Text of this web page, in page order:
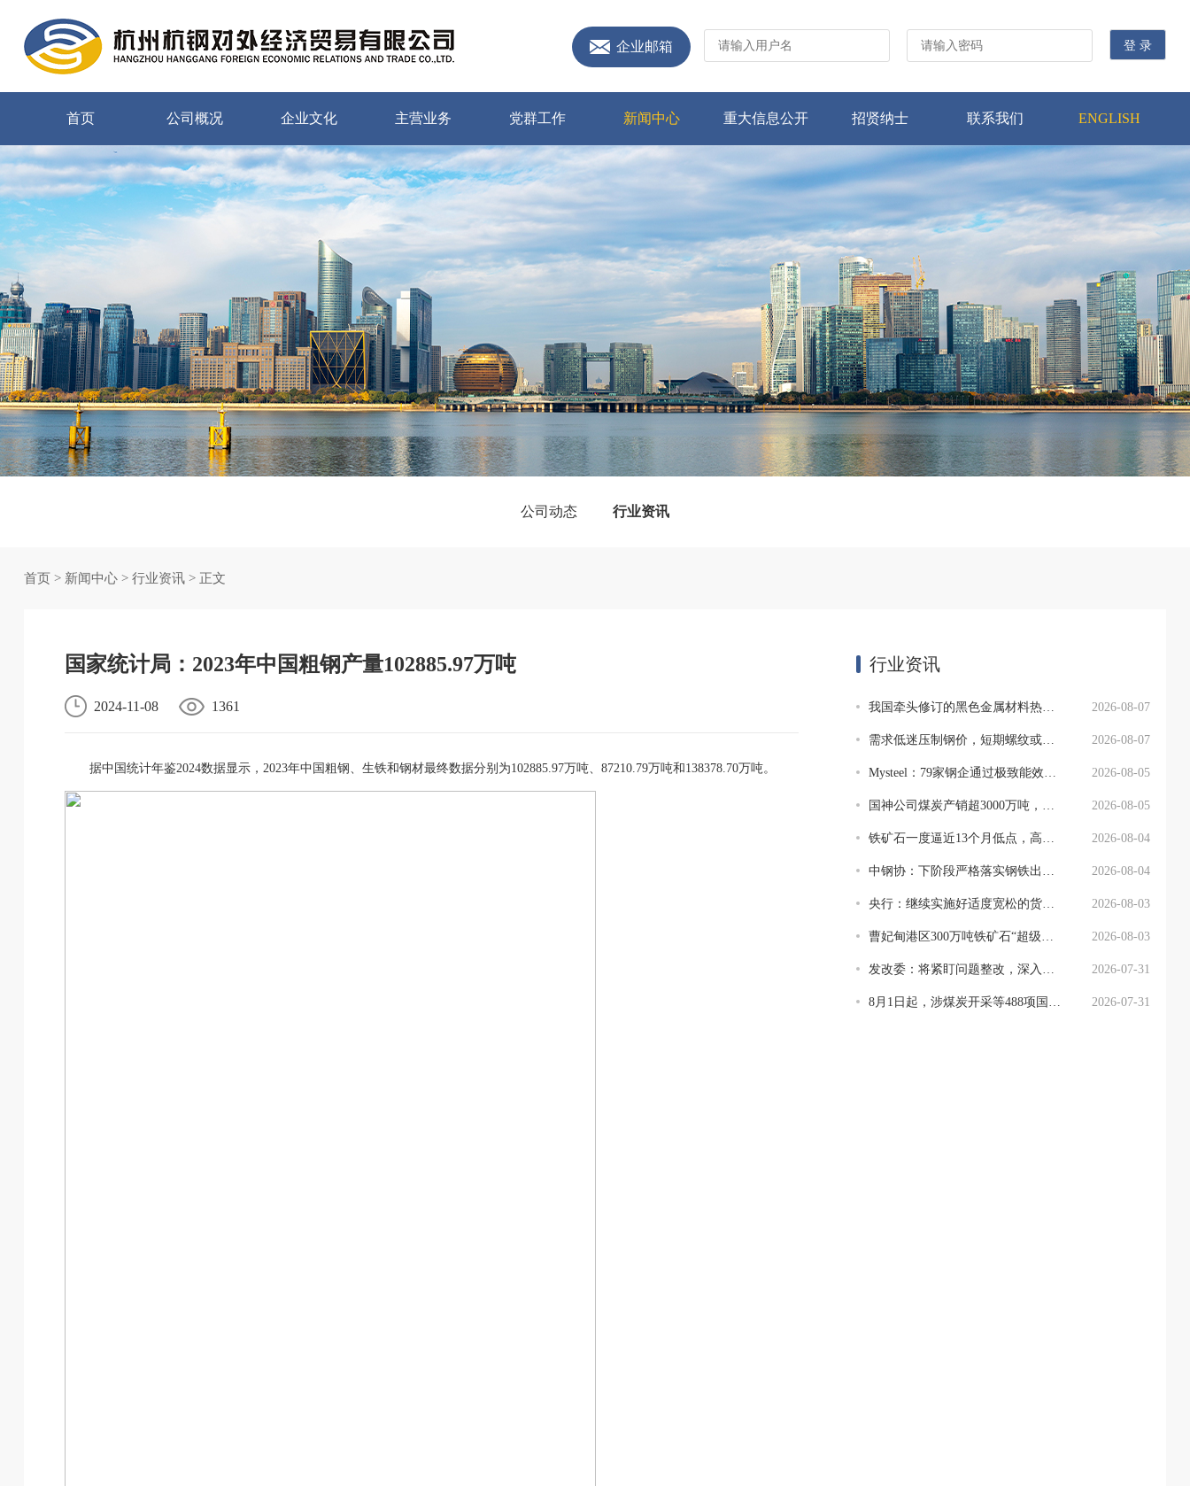
企业邮箱
首页 公司概况 企业文化 主营业务 党群工作 新闻中心 重大信息公开 招贤纳士 联系我们 ENGLISH
公司动态 行业资讯
首页> 新闻中心> 行业资讯> 正文
国家统计局：2023年中国粗钢产量102885.97万吨
2024-11-08 1361
据中国统计年鉴2024数据显示，2023年中国粗钢、生铁和钢材最终数据分别为102885.97万吨、87210.79万吨和138378.70万吨。
行业资讯
我国牵头修订的黑色金属材料热处理基础领域国际标准发布 2026-08-07
需求低迷压制钢价，短期螺纹或仍以低位震荡为主 2026-08-07
Mysteel：79家钢企通过极致能效标杆验收 2026-08-05
国神公司煤炭产销超3000万吨，提质增效结硕果 2026-08-05
铁矿石一度逼近13个月低点，高成本供应或面临压力 2026-08-04
中钢协：下阶段严格落实钢铁出口许可证管理制度 2026-08-04
央行：继续实施好适度宽松的货币政策 2026-08-03
曹妃甸港区300万吨铁矿石“超级仓”通过验收 2026-08-03
发改委：将紧盯问题整改，深入整治“内卷式”竞争 2026-07-31
8月1日起，涉煤炭开采等488项国家标准将实施 2026-07-31